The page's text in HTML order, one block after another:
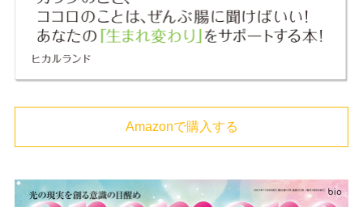
Amazonで購入する